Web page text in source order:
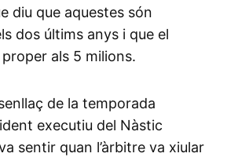
diu que aquestes són
dos últims anys i que el
als 5 milions.
de la temporada
executiu del Nàstic
sentir quan l’àrbitre va xiular